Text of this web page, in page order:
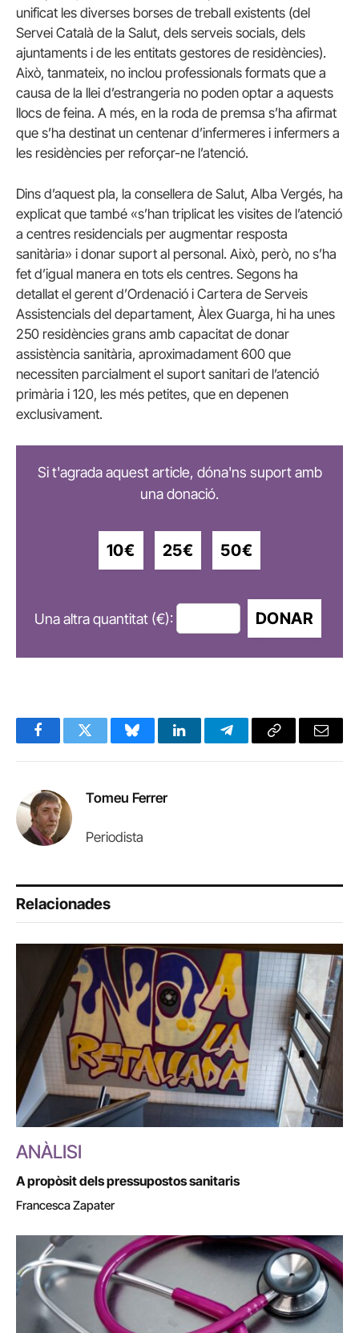
unificat les diverses borses de treball existents (del
Servei Català de la Salut, dels serveis socials, dels
ajuntaments i de les entitats gestores de residències).
Això, tanmateix, no inclou professionals formats que a
causa de la llei d’estrangeria no poden optar a aquests
llocs de feina. A més, en la roda de premsa s’ha afirmat
que s’ha destinat un centenar d’infermeres i infermers a
les residències per reforçar-ne l’atenció.
Dins d’aquest pla, la consellera de Salut, Alba Vergés, ha
explicat que també «s’han triplicat les visites de l’atenció
a centres residencials per augmentar resposta
sanitària» i donar suport al personal. Això, però, no s’ha
fet d’igual manera en tots els centres. Segons ha
detallat el gerent d’Ordenació i Cartera de Serveis
Assistencials del departament, Àlex Guarga, hi ha unes
250 residències grans amb capacitat de donar
assistència sanitària, aproximadament 600 que
necessiten parcialment el suport sanitari de l’atenció
primària i 120, les més petites, que en depenen
exclusivament.
Si t'agrada aquest article, dóna'ns suport amb
una donació.
10€ 25€ 50€
Una altra quantitat (€): DONAR
FacebookTwitter BlueskyLinkedInTelegramCopy
Email
Tomeu Ferrer
Periodista
Relacionades
ANÀLISI
A propòsit dels pressupostos sanitaris
Francesca Zapater